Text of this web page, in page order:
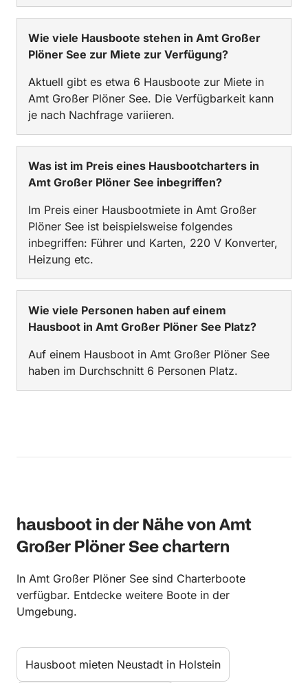
Wie viele Hausboote stehen in Amt Großer
Plöner See zur Miete zur Verfügung?
Aktuell gibt es etwa 6 Hausboote zur Miete in
Amt Großer Plöner See. Die Verfügbarkeit kann
je nach Nachfrage variieren.
Was ist im Preis eines Hausbootcharters in
Amt Großer Plöner See inbegriffen?
Im Preis einer Hausbootmiete in Amt Großer
Plöner See ist beispielsweise folgendes
inbegriffen: Führer und Karten, 220 V Konverter,
Heizung etc.
Wie viele Personen haben auf einem
Hausboot in Amt Großer Plöner See Platz?
Auf einem Hausboot in Amt Großer Plöner See
haben im Durchschnitt 6 Personen Platz.
hausboot in der Nähe von Amt
Großer Plöner See chartern
In Amt Großer Plöner See sind Charterboote
verfügbar. Entdecke weitere Boote in der
Umgebung.
Hausboot mieten Neustadt in Holstein